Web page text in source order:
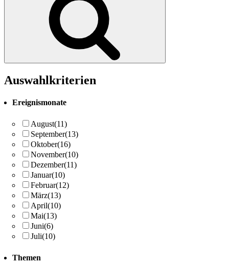
Auswahlkriterien
Ereignismonate
August(11)
September(13)
Oktober(16)
November(10)
Dezember(11)
Januar(10)
Februar(12)
März(13)
April(10)
Mai(13)
Juni(6)
Juli(10)
Themen